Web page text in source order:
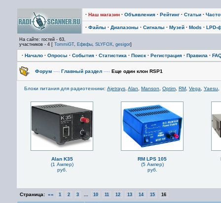
· Наш магазин · Объявления · Рейтинг · Статьи ·
· Файлы · Диапазоны · Сигналы · Музей · Mods · LPD-
На сайте: гостей - 63,
участников - 4 [ TommiGT, Ефвфы, SLYFOX, gesigor]
· Начало · Опросы · События · Статистика · Поиск · Регистрация · Правила ·
Форум —› Главный раздел —› Еще один клон RSP1
Блоки питания для радиотехники: Ajetrays Alan Manson Optim RM Vega Yaesu
Alan K35
(1 Ампер)
руб.
RM LPS 105
(5 Ампер)
руб.
Страница: «« 1 2 3 10 11 12 13 14 15 16